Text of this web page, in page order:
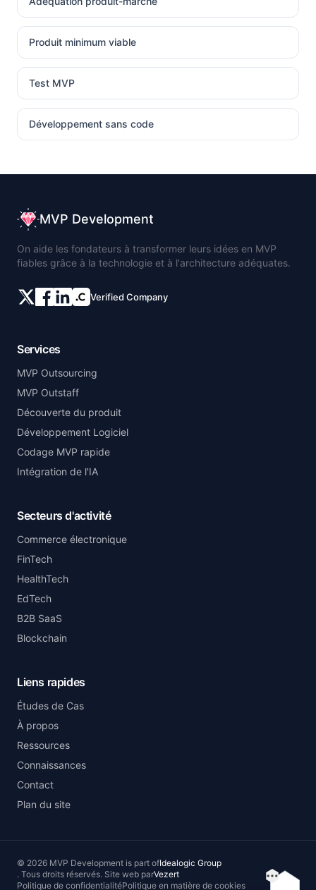
Produit minimum viable
Test MVP
Développement sans code
Table
MVP Development
On aide les fondateurs à transformer leurs idées en MVP
fiables grâce à la technologie et à l'architecture adéquates.
Verified Company
Services
MVP Outsourcing
MVP Outstaff
Découverte du produit
Développement Logiciel
Codage MVP rapide
Intégration de l'IA
Secteurs d'activité
Commerce électronique
FinTech
HealthTech
EdTech
B2B SaaS
Blockchain
Liens rapides
Études de Cas
À propos
Ressources
Connaissances
Contact
Plan du site
© 2026 MVP Development is part ofIdealogic Group
. Tous droits réservés. Site web parVezert
Politique de confidentialitéPolitique en matière de cookies